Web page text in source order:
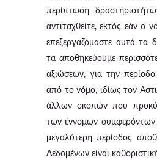
περίπτωση
αντιταχθείτε, εκτός εάν ο
επεξεργαζόμαστε αυτά τα
τα αποθηκεύουμε
αξιώσεων, για την
από το νόμο, ιδίως τον
άλλων σκοπών που
των έννομων
μεγαλύτερη περίοδος
Δεδομένων είναι